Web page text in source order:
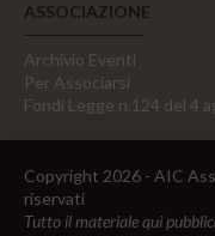
ASSOCIAZIONE
Archivio Eventi
Per Associarsi
Fondi Legge n.124 del 4
Copyright 2026 - AIC
riservati
Tutto il materiale qui